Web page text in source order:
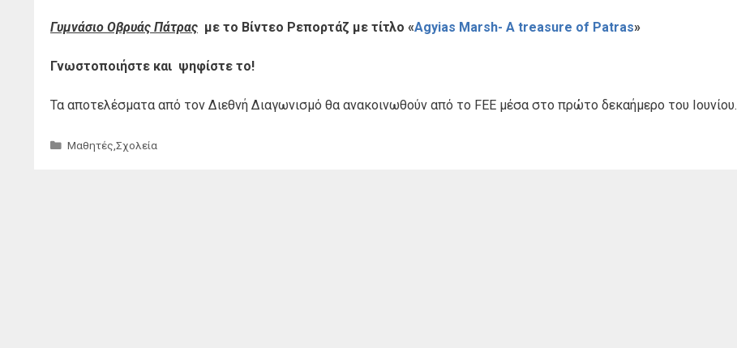
Γυμνάσιο Οβρυάς Πάτρας με το Βίντεο Ρεπορτάζ με τίτλο «Agyias Marsh- A treasure of Patras»
Γνωστοποιήστε και ψηφίστε το!
Τα αποτελέσματα από τον Διεθνή Διαγωνισμό θα ανακοινωθούν από το FEE μέσα στο πρώτο δεκαήμερο του Ιουνίου.
Κατηγορίες
Μαθητές,Σχολεία